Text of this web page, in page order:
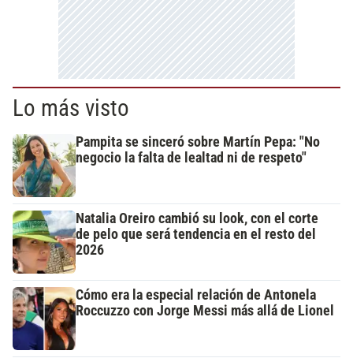
Lo más visto
Pampita se sinceró sobre Martín Pepa: "No
negocio la falta de lealtad ni de respeto"
Natalia Oreiro cambió su look, con el corte
de pelo que será tendencia en el resto del
2026
Cómo era la especial relación de Antonela
Roccuzzo con Jorge Messi más allá de Lionel